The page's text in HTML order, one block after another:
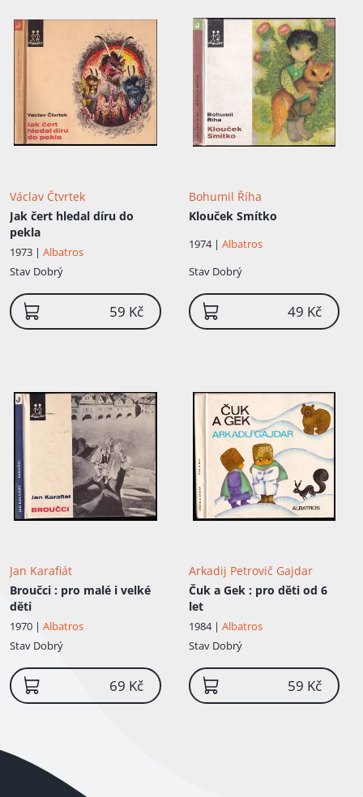
Václav Čtvrtek
Jak čert hledal díru do
pekla
1973 | Albatros
Stav Dobrý
59 Kč
Bohumil Říha
Klouček Smítko
1974 | Albatros
Stav Dobrý
49 Kč
Jan Karafiát
Broučci : pro malé i velké
děti
1970 | Albatros
Stav Dobrý
69 Kč
Arkadij Petrovič Gajdar
Čuk a Gek : pro děti od 6
let
1984 | Albatros
Stav Dobrý
59 Kč